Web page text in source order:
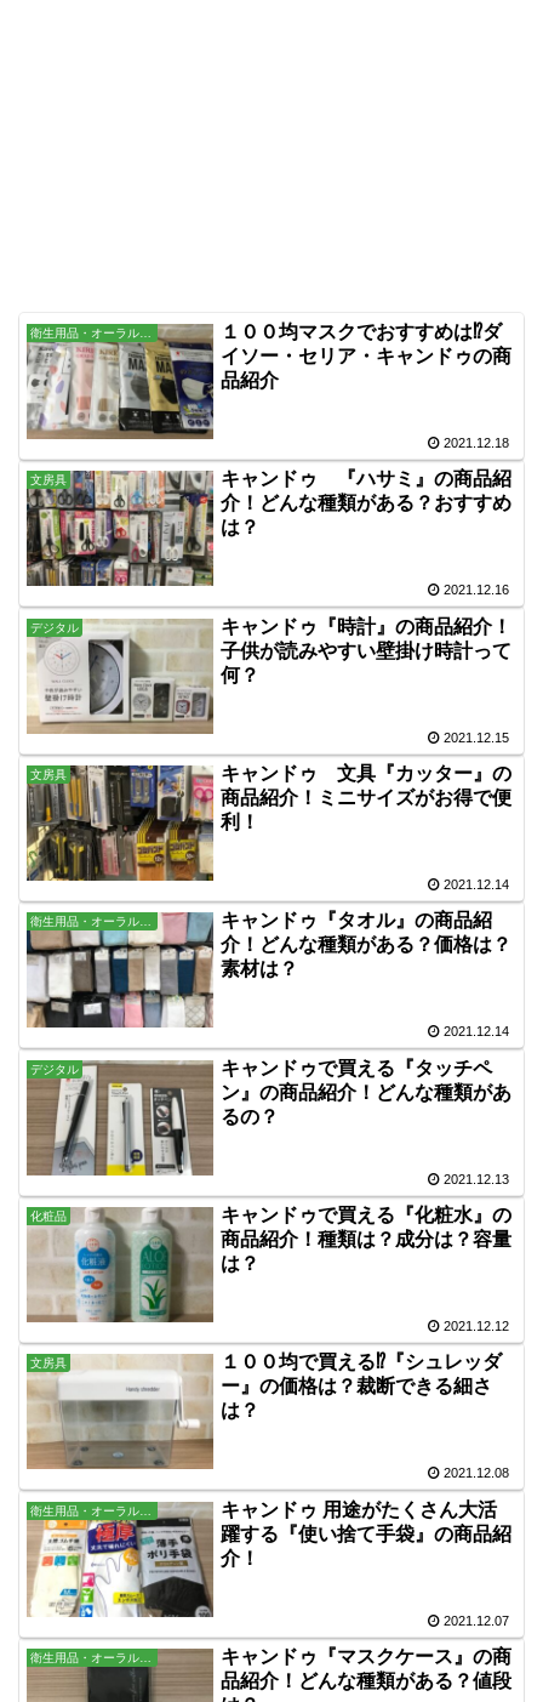
１００均マスクでおすすめは⁉ダ
イソー・セリア・キャンドゥの商
品紹介
2021.12.18
文房具
キャンドゥ 『ハサミ』の商品紹
介！どんな種類がある？おすすめ
は？
2021.12.16
デジタル
キャンドゥ『時計』の商品紹介！
子供が読みやすい壁掛け時計って
何？
2021.12.15
文房具
キャンドゥ 文具『カッター』の
商品紹介！ミニサイズがお得で便
利！
2021.12.14
衛生用品・オーラル・バス用品
キャンドゥ『タオル』の商品紹
介！どんな種類がある？価格は？
素材は？
2021.12.14
デジタル
キャンドゥで買える『タッチペ
ン』の商品紹介！どんな種類があ
るの？
2021.12.13
化粧品
キャンドゥで買える『化粧水』の
商品紹介！種類は？成分は？容量
は？
2021.12.12
文房具
１００均で買える⁉『シュレッダ
ー』の価格は？裁断できる細さ
は？
2021.12.08
キャンドゥ 用途がたくさん大活
躍する『使い捨て手袋』の商品紹
介！
2021.12.07
キャンドゥ『マスクケース』の商
品紹介！どんな種類がある？値段